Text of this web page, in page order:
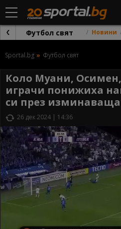
Футбол свят Новини
Sportal.bg Футбол свят
Коло Муани,
играчи понижиха
си през
26 дек 2024 | 14:36